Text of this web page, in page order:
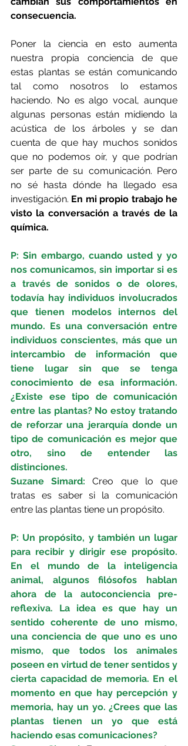
consecuencia.
Poner la ciencia en esto aumenta
nuestra propia conciencia de que
estas plantas se están comunicando
tal como nosotros lo estamos
haciendo. No es algo vocal, aunque
algunas personas están midiendo la
acústica de los árboles y se dan
cuenta de que hay muchos sonidos
que no podemos oír, y que podrían
ser parte de su comunicación. Pero
no sé hasta dónde ha llegado esa
investigación. En mi propio trabajo he
visto la conversación a través de la
química.
P: Sin embargo, cuando usted y yo
nos comunicamos, sin importar si es
a través de sonidos o de olores,
todavía hay individuos involucrados
que tienen modelos internos del
mundo. Es una conversación entre
individuos conscientes, más que un
intercambio de información que
tiene lugar sin que se tenga
conocimiento de esa información.
¿Existe ese tipo de comunicación
entre las plantas? No estoy tratando
de reforzar una jerarquía donde un
tipo de comunicación es mejor que
otro, sino de entender las
distinciones.
Suzane Simard: Creo que lo que
tratas es saber si la comunicación
entre las plantas tiene un propósito.
P: Un propósito, y también un lugar
para recibir y dirigir ese propósito.
En el mundo de la inteligencia
animal, algunos filósofos hablan
ahora de la autoconciencia pre-
reflexiva. La idea es que hay un
sentido coherente de uno mismo,
una conciencia de que uno es uno
mismo, que todos los animales
poseen en virtud de tener sentidos y
cierta capacidad de memoria. En el
momento en que hay percepción y
memoria, hay un yo. ¿Crees que las
plantas tienen un yo que está
haciendo esas comunicaciones?